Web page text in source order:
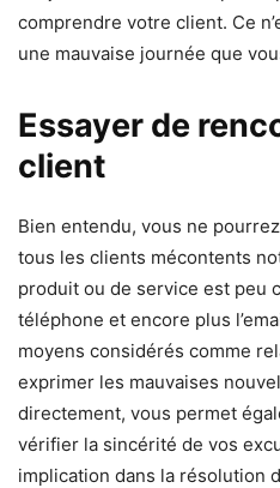
comprendre votre client. Ce
une mauvaise journée que
Essayer de
client
Bien entendu, vous ne
tous les clients mécontents
produit ou de service est peu
téléphone et encore plus
moyens considérés comme
exprimer les mauvaises
directement, vous permet
vérifier la sincérité de vos
implication dans la résolution